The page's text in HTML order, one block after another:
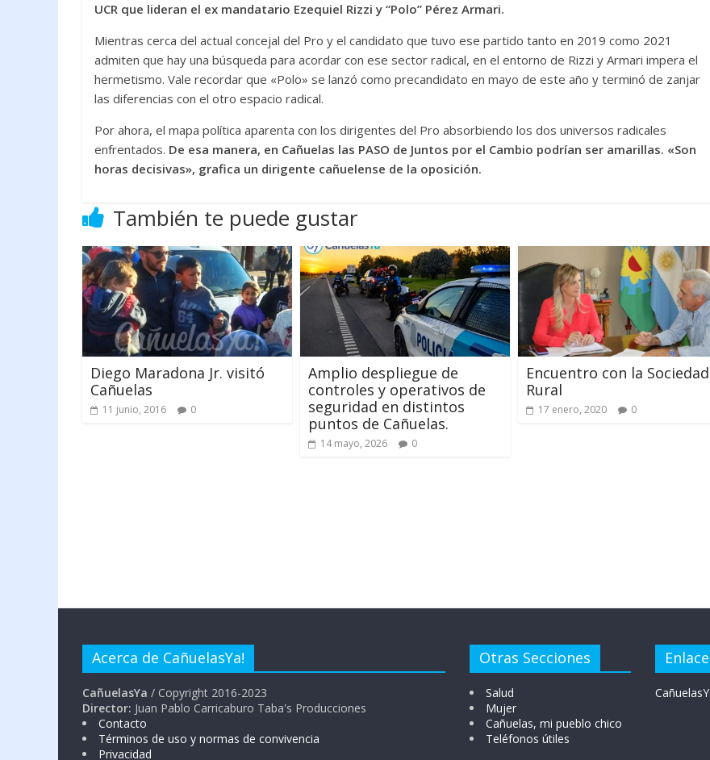
UCR que lideran el ex mandatario Ezequiel Rizzi y “Polo” Pérez Armari.
Mientras cerca del actual concejal del Pro y el candidato que tuvo ese partido tanto en 2019 como 2021
admiten que hay una búsqueda para acordar con ese sector radical, en el entorno de Rizzi y Armari impera el
hermetismo. Vale recordar que «Polo» se lanzó como precandidato en mayo de este año y terminó de zanjar
las diferencias con el otro espacio radical.
Por ahora, el mapa política aparenta con los dirigentes del Pro absorbiendo los dos universos radicales
enfrentados. De esa manera, en Cañuelas las PASO de Juntos por el Cambio podrían ser amarillas. «Son
horas decisivas», grafica un dirigente cañuelense de la oposición.
También te puede gustar
Diego Maradona Jr. visitó
Cañuelas
11 junio, 2016 0
Amplio despliegue de
controles y operativos de
seguridad en distintos
puntos de Cañuelas.
14 mayo, 2026 0
Encuentro con la Sociedad
Rural
17 enero, 2020 0
Acerca de CañuelasYa!
CañuelasYa / Copyright 2016-2023
Director: Juan Pablo Carricaburo Taba's Producciones
Contacto
Términos de uso y normas de convivencia
Privacidad
Otras Secciones
Salud
Mujer
Cañuelas, mi pueblo chico
Teléfonos útiles